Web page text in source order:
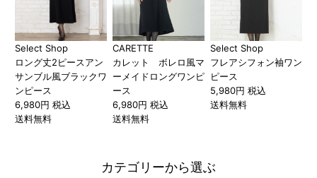
Select Shop
ロング丈2ピースアン
サンブル風ブラックワ
ンピース
6,980円 税込
送料無料
CARETTE
カレット ボレロ風マ
ーメイドロングワンピ
ース
6,980円 税込
送料無料
Select Shop
フレアシフォン袖ワン
ピース
5,980円 税込
送料無料
カテゴリーから選ぶ